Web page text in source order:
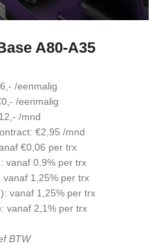
A80-A35
/eenmalig
/eenmalig
/mnd
€2,95 /mnd
€0,06 per trx
vanaf 0,9% per trx
vanaf 1,25% per trx
vanaf 1,25% per trx
vanaf 2,1% per trx
BTW